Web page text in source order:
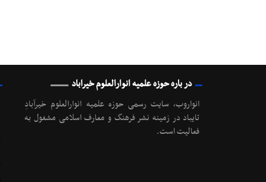
در باره حوزه علمیه انوارالعلوم خیراباد
انواروب، سایت رسمی حوزه علمیه انوارالعلوم خیرآبادِ
تایباد در زمینه نشر فرهنگ و معارف اسلامی مشغول به
فعالیت است.